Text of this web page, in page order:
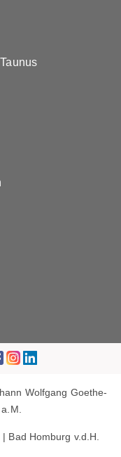
Wolfgang Goethe-
Bad Homburg v.d.H.